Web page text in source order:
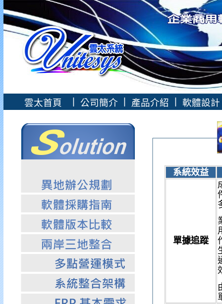
雲太首頁 公司簡介 產品介紹 軟體設計
系統效益
單據追蹤